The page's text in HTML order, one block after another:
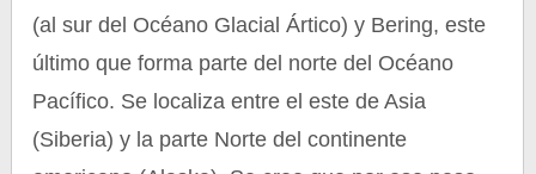
(al sur del Océano Glacial Ártico) y Bering, este
último que forma parte del norte del Océano
Pacífico. Se localiza entre el este de Asia
(Siberia) y la parte Norte del continente